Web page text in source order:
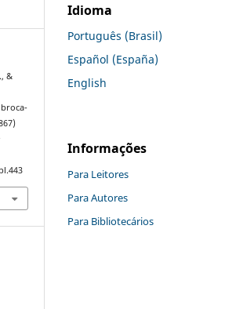
&
Idioma
Português (Brasil)
Español (España)
English
Informações
Para Leitores
Para Autores
Para Bibliotecários